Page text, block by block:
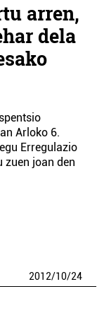
arren,
dela
Arloko 6.
Erregulazio
zuen joan den
2012/10/24